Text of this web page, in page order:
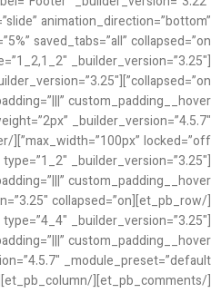
animation_direction=”bottom”
_builder_version=”3.25″
_builder_version=”3.25″
_builder_version=”4.5.7″
_builder_version=”3.25″
_builder_version=”3.25″
[/et_pb_comments][/et_pb_column][/et_pb_row][/et_pb_section]